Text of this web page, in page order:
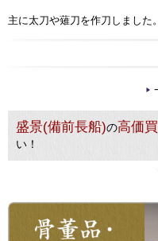
主に太刀や薙刀を作刀しました。
盛景(備前長船)の高価
い！